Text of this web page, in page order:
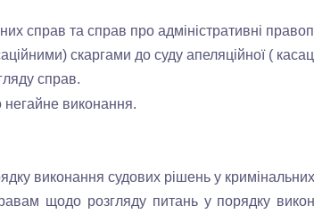
справ та справ про адміністративні
скаргами до суду апеляційної (
справ.
виконання.
виконання судових рішень у
щодо розгляду питань у порядку